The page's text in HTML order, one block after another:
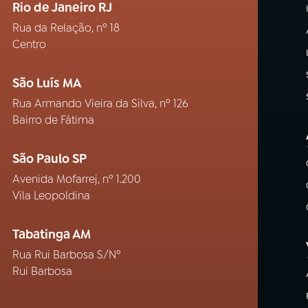
Rio de Janeiro RJ
Rua da Relação, nº 18
Centro
São Luís MA
Rua Armando Vieira da Silva, nº 126
Bairro de Fátima
São Paulo SP
Avenida Mofarrej, nº 1.200
Vila Leopoldina
Tabatinga AM
Rua Rui Barbosa S/Nº
Rui Barbosa